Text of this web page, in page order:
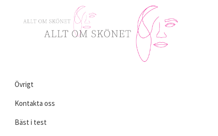
du
behöver
om
Övrigt
Kontakta oss
Bäst i test